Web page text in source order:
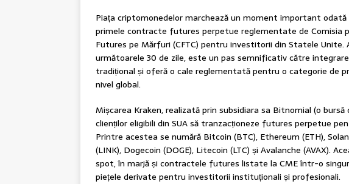
Piața criptomonedelor marchează un moment important
primele contracte futures perpetue reglementate de Comisia
Futures pe Mărfuri (CFTC) pentru investitorii din Statele
următoarele 30 de zile, este un pas semnificativ către
tradițional și oferă o cale reglementată pentru o categorie de
nivel global.
Mișcarea Kraken, realizată prin subsidiara sa Bitnomial (o
clienților eligibili din SUA să tranzacționeze futures perpetue
Printre acestea se numără Bitcoin (BTC), Ethereum (ETH),
(LINK), Dogecoin (DOGE), Litecoin (LTC) și Avalanche (AVAX).
spot, în marjă și contractele futures listate la CME într-o
piețele derivate pentru investitorii instituționali și profesionali.